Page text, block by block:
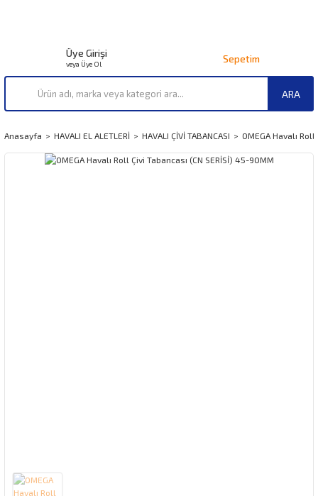
ARA
Üye Girişi
veya Üye Ol Sepetim
Anasayfa HAVALI EL ALETLERİ HAVALI ÇİVİ TABANCASI OMEGA Havalı